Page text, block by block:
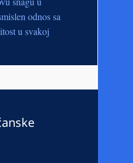
odnos sa
u svakoj